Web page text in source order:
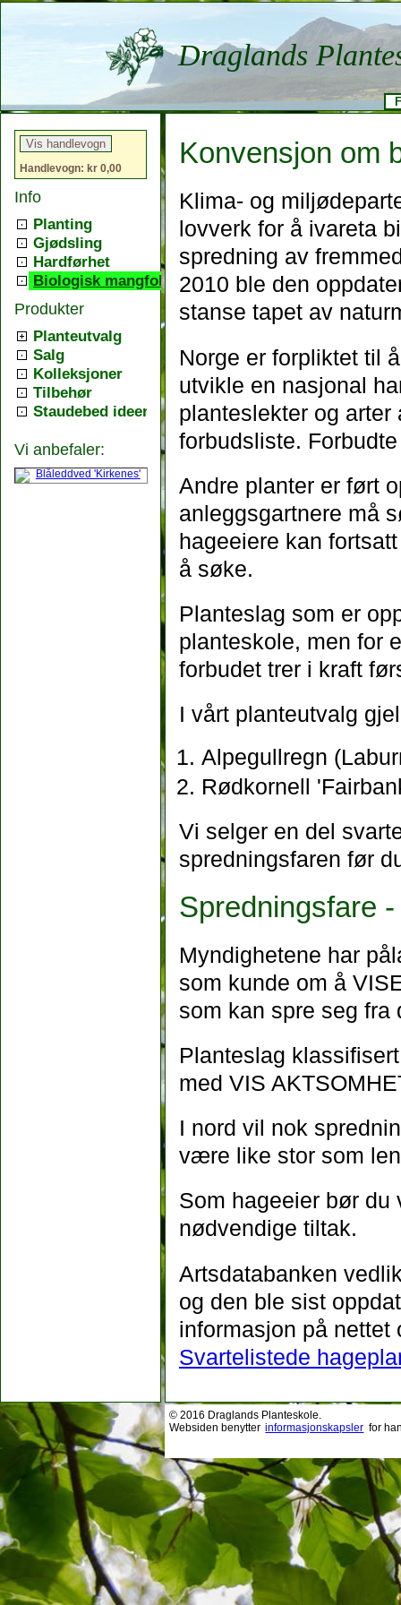
Draglands
Handlevogn: kr 0,00
Info
Planting
Gjødsling
Hardførhet
Biologisk mangfold
Produkter
Planteutvalg
Salg
Kolleksjoner
Tilbehør
Staudebed ideer
Vi anbefaler:
Konvensjon om
Klima- og
lovverk for å ivareta
spredning av
2010 ble den
stanse tapet av
Norge er forpliktet til
utvikle en nasjonal
planteslekter og
forbudsliste.
Andre planter er ført
anleggsgartnere må
hageeiere kan
å søke.
Planteslag som er
planteskole, men for
forbudet trer i kraft
I vårt planteutvalg
Alpegullregn
Rødkornell
Vi selger en del
spredningsfaren før
Spredningsfare
Myndighetene har
som kunde om å
som kan spre seg fra
Planteslag
med VIS
I nord vil nok
være like stor som
Som hageeier bør du
nødvendige tiltak.
Artsdatabanken
og den ble sist
informasjon på nettet
Svartelistede
© 2016 Draglands Planteskole.
Websiden benytter informasjonskapsler for